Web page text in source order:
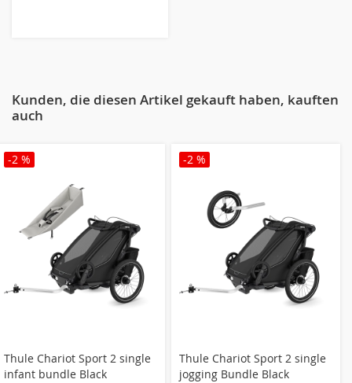
Kunden, die diesen Artikel gekauft haben, kauften
auch
-2 %
Thule Chariot Sport 2 single
infant bundle Black
-2 %
Thule Chariot Sport 2 single
jogging Bundle Black